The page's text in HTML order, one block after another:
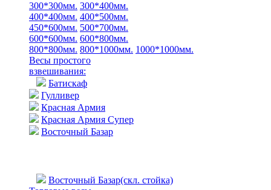
300*300мм. 300*400мм.
400*400мм. 400*500мм.
450*600мм. 500*700мм.
600*600мм. 600*800мм.
800*800мм. 800*1000мм. 1000*1000мм.
Весы простого
взвешивания:
Батискаф
Гулливер
Красная Армия
Красная Армия Супер
Восточный Базар
Восточный Базар(скл. стойка)